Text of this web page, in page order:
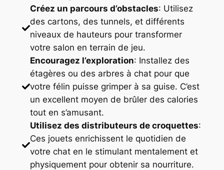
Créez un parcours d’obstacles: Utilisez
des cartons, des tunnels, et différents
niveaux de hauteurs pour transformer
votre salon en terrain de jeu.
Encouragez l’exploration: Installez des
étagères ou des arbres à chat pour que
votre félin puisse grimper à sa guise. C’est
un excellent moyen de brûler des calories
tout en s’amusant.
Utilisez des distributeurs de croquettes:
Ces jouets enrichissent le quotidien de
votre chat en le stimulant mentalement et
physiquement pour obtenir sa nourriture.